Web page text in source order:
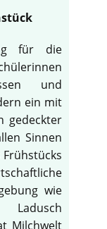
für die
und
ein mit
gedeckter
Sinnen
wie
Ladusch
Milchwelt